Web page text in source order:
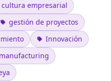
cultura empresarial
gestión de proyectos
Innovación